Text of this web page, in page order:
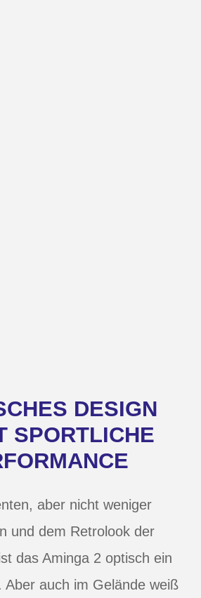
DESIGN
SPORTLICHE
aber nicht weniger
und dem Retrolook der
das Aminga 2 optisch ein
Aber auch im Gelände weiß